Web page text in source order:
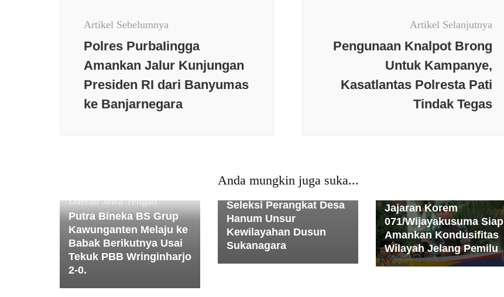
Artikel Sebelumnya
Polres PurbaIingga
Amankan Jalur Kunjungan
Presiden RI dari Banyumas
ke Banjarnegara
Artikel Selanjutnya
Pengunaan Knalpot Brong
Untuk Kampanye,
Kasatlantas Polresta Pati
Tindak Tegas
Anda mungkin juga suka...
Daerah Jawa Tengah
Putra Bineka BS Grup
Kawunganten Melaju ke
Babak Berikutnya Usai
Tekuk PBB Wringinharjo
2-0.
Politik Populer Sosial
Tiga Peserta Ikuti Test
Seleksi Perangkat Desa
Hanum Unsur
Kewilayahan Dusun
Sukanagara
Jakarta Jawa Tengah
Jajaran Korem
071/Wijayakusuma Siap
Amankan Kondusifitas
Wilayah Jelang Pemilu